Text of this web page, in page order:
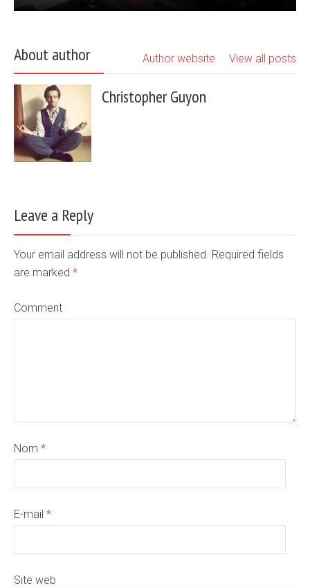
About author View all posts
Author website
Christopher Guyon
Leave a Reply
Your email address will not be published. Required fields
are marked *
Comment
Nom *
E-mail *
Site web